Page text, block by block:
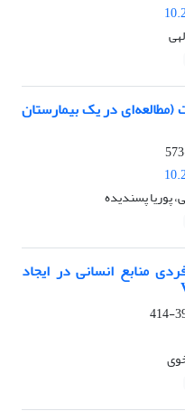
در یک بیمارستان
پوریا پسندیده
منابع انسانی در ایجاد